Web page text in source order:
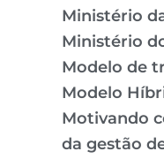
Ministério
Ministério
Modelo de
Modelo
Motivando
da gestão